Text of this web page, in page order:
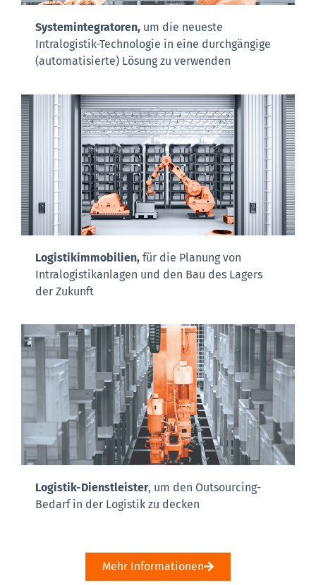
Systemintegratoren, um die neueste
Intralogistik-Technologie in eine durchgängige
(automatisierte) Lösung zu verwenden
Logistikimmobilien, für die Planung von
Intralogistikanlagen und den Bau des Lagers
der Zukunft
Logistik-Dienstleister, um den Outsourcing-
Bedarf in der Logistik zu decken
Mehr Informationen